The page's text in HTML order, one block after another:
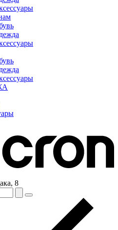
8